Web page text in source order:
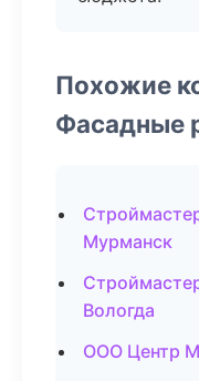
Похожие
Фасадные
Мурманск
Вологда
ООО Центр